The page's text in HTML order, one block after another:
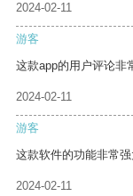
2024-02-11
游客
这款app的用户评论非
2024-02-11
游客
这款软件的功能非常
2024-02-11